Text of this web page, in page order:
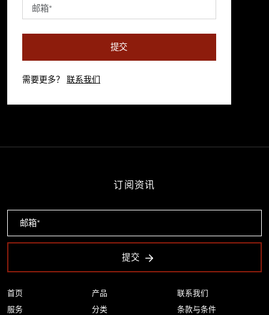
提交
需要更多？ 联系我们
首页
服务
产品
分类
联系我们
条款与条件
订阅资讯
提交